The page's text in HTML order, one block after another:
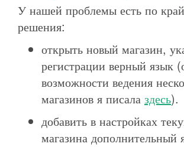
У нашей проблемы есть по
решения:
открыть новый магазин,
регистрации верный язык
возможности ведения
магазинов я писала здесь).
добавить в настройках
магазина дополнительный